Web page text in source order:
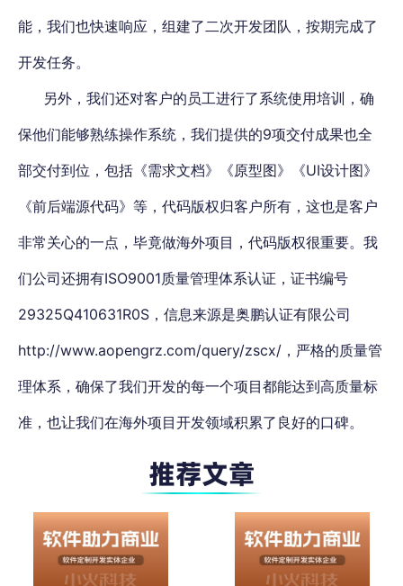
能，我们也快速响应，组建了二次开发团队，按期完成了
开发任务。
另外，我们还对客户的员工进行了系统使用培训，确
保他们能够熟练操作系统，我们提供的9项交付成果也全
部交付到位，包括《需求文档》《原型图》《UI设计图》
《前后端源代码》等，代码版权归客户所有，这也是客户
非常关心的一点，毕竟做海外项目，代码版权很重要。我
们公司还拥有ISO9001质量管理体系认证，证书编号
29325Q410631R0S，信息来源是奥鹏认证有限公司
http://www.aopengrz.com/query/zscx/，严格的质量管
理体系，确保了我们开发的每一个项目都能达到高质量标
准，也让我们在海外项目开发领域积累了良好的口碑。